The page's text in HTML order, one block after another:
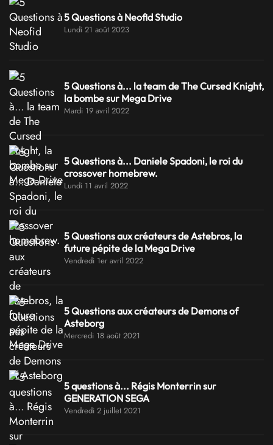
5 Questions à Neofid Studio
Lundi 21 août 2023
5 Questions à... la team de The Cursed Knight,
la bombe sur Mega Drive
Mardi 19 avril 2022
5 Questions à... Daniele Spadoni, le roi du
crossover homebrew.
Lundi 11 avril 2022
5 Questions aux créateurs de Astebros, la
future pépite de la Mega Drive
Vendredi 1er avril 2022
5 Questions aux créateurs de Demons of
Asteborg
Mercredi 18 août 2021
5 questions à... Régis Monterrin sur
GENERATION SEGA
Vendredi 2 juillet 2021